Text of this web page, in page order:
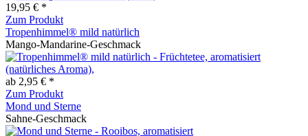
19,95 € *
Zum Produkt
Tropenhimmel® mild natürlich
Mango-Mandarine-Geschmack
ab 2,95 € *
Zum Produkt
Mond und Sterne
Sahne-Geschmack